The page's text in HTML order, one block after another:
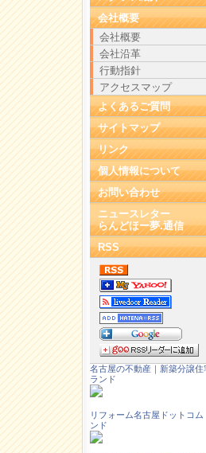
会社概要
会社概要
会社沿革
行動指針
アクセスマップ
よくあるご質問
サイトマップ
リンク
個人情報について
お問い合わせ
ニュースレター
らんどほー夢.通信
RSS
名古屋の不動産｜新築分譲住
ランド
リフォーム名古屋ドットコ
ンド